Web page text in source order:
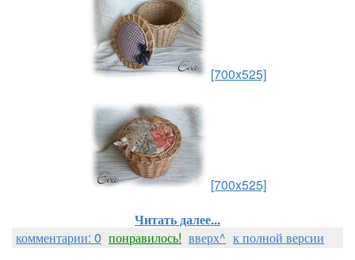
[700x525]
[700x525]
Читать далее...
комментарии: 0 понравилось! вверх^ к полной версии